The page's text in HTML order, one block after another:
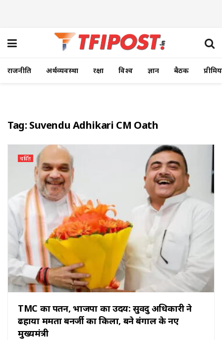
राजनीति अर्थव्यवस्था रक्षा विश्व ज्ञान बैठक
Tag: Suvendu Adhikari CM Oath
चर्चित
TMC का पतन, भाजपा का उदय: सुवेंदु अधिकारी ने
ढहाया ममता बनर्जी का किला, बने बंगाल के नए
मुख्यमंत्री